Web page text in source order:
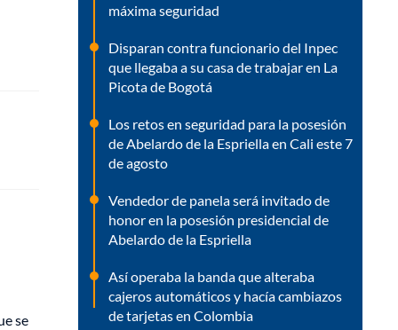
se
máxima seguridad
Disparan contra funcionario del Inpec
que llegaba a su casa de trabajar en La
Picota de Bogotá
Los retos en seguridad para la posesión
de Abelardo de la Espriella en Cali este 7
de agosto
Vendedor de panela será invitado de
honor en la posesión presidencial de
Abelardo de la Espriella
Así operaba la banda que alteraba
cajeros automáticos y hacía cambiazos
de tarjetas en Colombia